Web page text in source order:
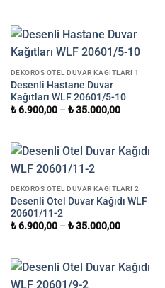
DEKOROS OTEL DUVAR KAĞITLARI 1
Desenli Hastane Duvar
Kağıtları WLF 20601/5-10
₺6.900,00– ₺35.000,00
DEKOROS OTEL DUVAR KAĞITLARI 2
Desenli Otel Duvar Kağıdı WLF
20601/11-2
₺6.900,00– ₺35.000,00